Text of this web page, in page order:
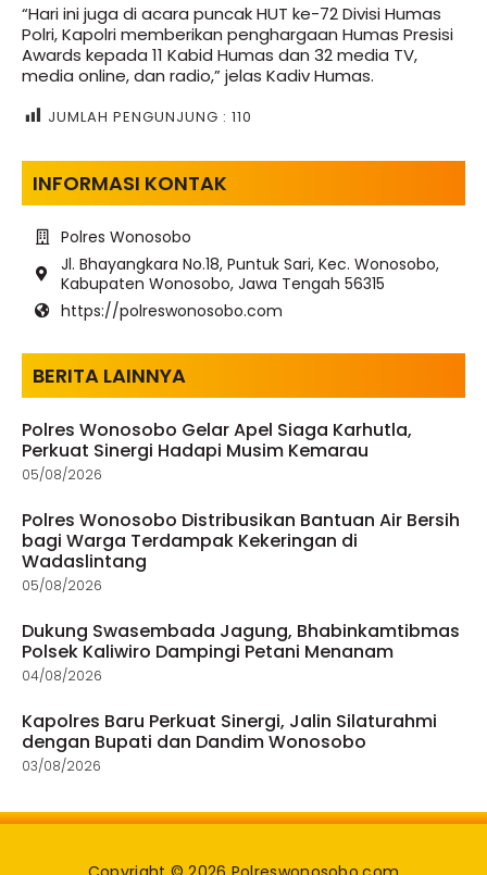
“Hari ini juga di acara puncak HUT ke-72 Divisi Humas
Polri, Kapolri memberikan penghargaan Humas Presisi
Awards kepada 11 Kabid Humas dan 32 media TV,
media online, dan radio,” jelas Kadiv Humas.
JUMLAH PENGUNJUNG : 110
INFORMASI KONTAK
Polres Wonosobo
Jl. Bhayangkara No.18, Puntuk Sari, Kec. Wonosobo,
Kabupaten Wonosobo, Jawa Tengah 56315
https://polreswonosobo.com
BERITA LAINNYA
Polres Wonosobo Gelar Apel Siaga Karhutla,
Perkuat Sinergi Hadapi Musim Kemarau
05/08/2026
Polres Wonosobo Distribusikan Bantuan Air Bersih
bagi Warga Terdampak Kekeringan di
Wadaslintang
05/08/2026
Dukung Swasembada Jagung, Bhabinkamtibmas
Polsek Kaliwiro Dampingi Petani Menanam
04/08/2026
Kapolres Baru Perkuat Sinergi, Jalin Silaturahmi
dengan Bupati dan Dandim Wonosobo
03/08/2026